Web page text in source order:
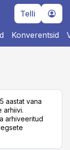
Telli
Konverentsid
aastat vana
arhiivi.
arhiveeritud